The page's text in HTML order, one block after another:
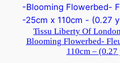
Tissu Liberty Of
Blooming Flowerbed-
110cm –